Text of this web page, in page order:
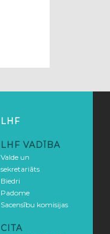
LHF
LHF VADĪBA
Valde un
sekretariāts
Biedri
Padome
Sacensību komisijas
CITA